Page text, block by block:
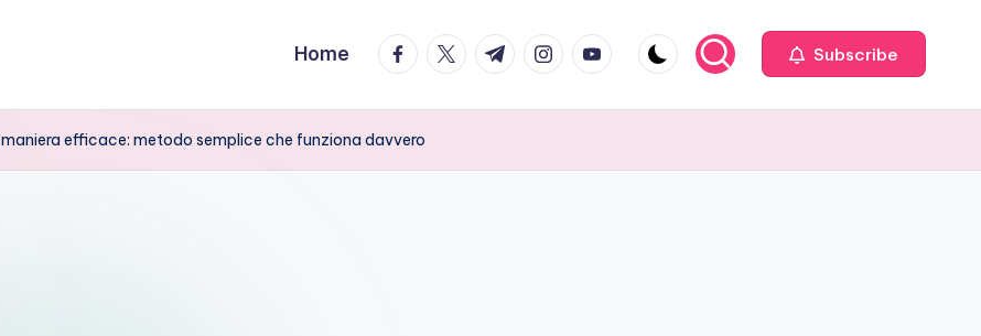
Home facebook.com
twitter.com
t.me instagram.com
youtube.com Subscribe
efficace: metodo semplice che funziona davvero